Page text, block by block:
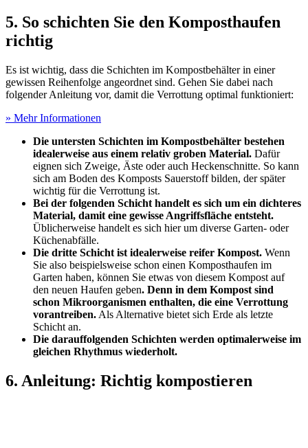
5. So schichten Sie den Komposthaufen
richtig
Es ist wichtig, dass die Schichten im Kompostbehälter in einer
gewissen Reihenfolge angeordnet sind. Gehen Sie dabei nach
folgender Anleitung vor, damit die Verrottung optimal funktioniert:
» Mehr Informationen
Die untersten Schichten im Kompostbehälter bestehen
idealerweise aus einem relativ groben Material. Dafür
eignen sich Zweige, Äste oder auch Heckenschnitte. So kann
sich am Boden des Komposts Sauerstoff bilden, der später
wichtig für die Verrottung ist.
Bei der folgenden Schicht handelt es sich um ein dichteres
Material, damit eine gewisse Angriffsfläche entsteht.
Üblicherweise handelt es sich hier um diverse Garten- oder
Küchenabfälle.
Die dritte Schicht ist idealerweise reifer Kompost. Wenn
Sie also beispielsweise schon einen Komposthaufen im
Garten haben, können Sie etwas von diesem Kompost auf
den neuen Haufen geben. Denn in dem Kompost sind
schon Mikroorganismen enthalten, die eine Verrottung
vorantreiben. Als Alternative bietet sich Erde als letzte
Schicht an.
Die darauffolgenden Schichten werden optimalerweise im
gleichen Rhythmus wiederholt.
6. Anleitung: Richtig kompostieren